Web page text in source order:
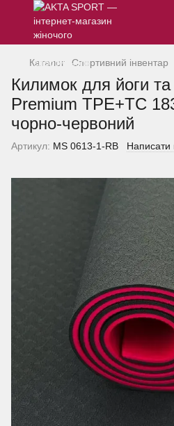
Каталог Спортивний інвентар
Килимок для йоги та
Premium TPE+TC
чорно-червоний
Артикул: MS 0613-1-RB Написати